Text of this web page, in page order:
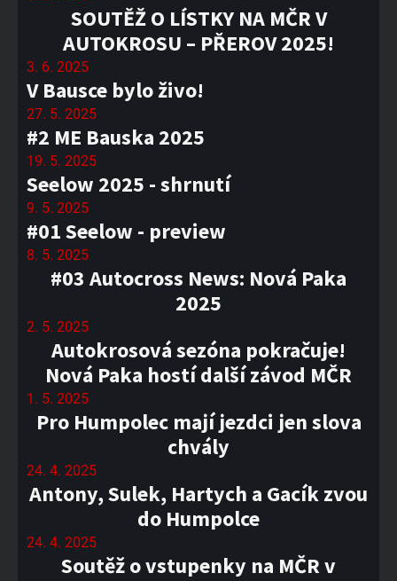
SOUTĚŽ O LÍSTKY NA MČR V
AUTOKROSU – PŘEROV 2025!
3. 6. 2025
V Bausce bylo živo!
27. 5. 2025
#2 ME Bauska 2025
19. 5. 2025
Seelow 2025 - shrnutí
9. 5. 2025
#01 Seelow - preview
8. 5. 2025
#03 Autocross News: Nová Paka
2025
2. 5. 2025
Autokrosová sezóna pokračuje!
Nová Paka hostí další závod MČR
1. 5. 2025
Pro Humpolec mají jezdci jen slova
chvály
24. 4. 2025
Antony, Sulek, Hartych a Gacík zvou
do Humpolce
24. 4. 2025
Soutěž o vstupenky na MČR v